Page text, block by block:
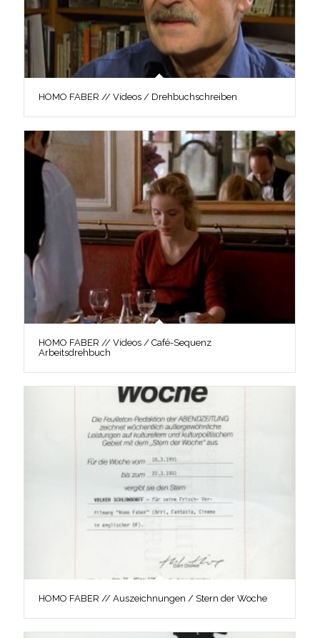
HOMO FABER // Videos / Drehbuchschreiben
HOMO FABER // Videos / Café-Sequenz
Arbeitsdrehbuch
HOMO FABER // Auszeichnungen / Stern der Woche